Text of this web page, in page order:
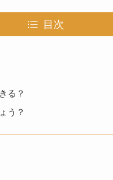
目次
る？
う？